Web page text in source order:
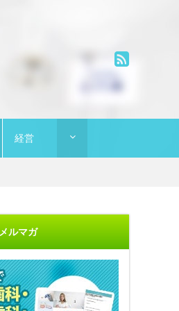
経営
メルマガ